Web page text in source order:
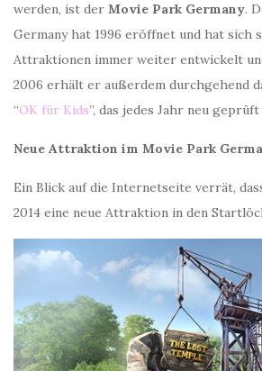
werden, ist der Movie Park Germany.
Germany hat 1996 eröffnet und hat sich
Attraktionen immer weiter entwickelt
2006 erhält er außerdem durchgehend
“OK für Kids”, das jedes Jahr neu
Neue Attraktion im Movie Park
Ein Blick auf die Internetseite verrät,
2014 eine neue Attraktion in den